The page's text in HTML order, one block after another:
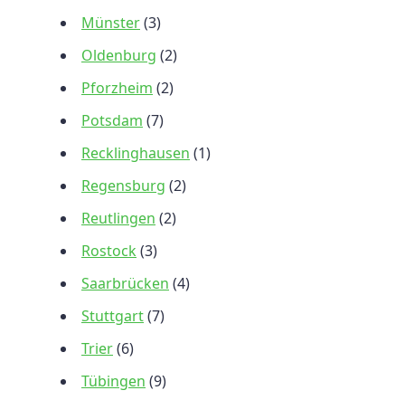
Münster(3)
Oldenburg (2)
Pforzheim (2)
Potsdam (7)
Recklinghausen (1)
Regensburg (2)
Reutlingen (2)
Rostock (3)
Saarbrücken (4)
Stuttgart(7)
Trier(6)
Tübingen (9)